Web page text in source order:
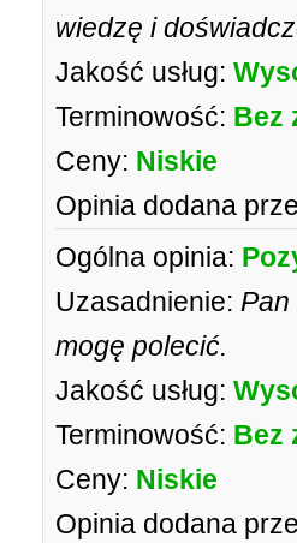
wiedzę i
Jakość usług:
Terminowość: Bez
Ceny: Niskie
Opinia dodana
Ogólna opinia:
Uzasadnienie: Pan
mogę polecić.
Jakość usług:
Terminowość: Bez
Ceny: Niskie
Opinia dodana